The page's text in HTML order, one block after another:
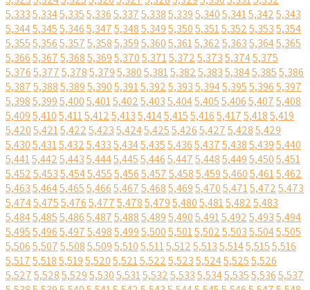
5,3335,3345,3355,3365,3375,3385,3395,3405,3415,3425,343
5,3445,3455,3465,3475,3485,3495,3505,3515,3525,3535,354
5,3555,3565,3575,3585,3595,3605,3615,3625,3635,3645,365
5,3665,3675,3685,3695,3705,3715,3725,3735,3745,375
5,3765,3775,3785,3795,3805,3815,3825,3835,3845,3855,386
5,3875,3885,3895,3905,3915,3925,3935,3945,3955,3965,397
5,3985,3995,4005,4015,4025,4035,4045,4055,4065,4075,408
5,4095,4105,4115,4125,4135,4145,4155,4165,4175,4185,419
5,4205,4215,4225,4235,4245,4255,4265,4275,4285,429
5,4305,4315,4325,4335,4345,4355,4365,4375,4385,4395,440
5,4415,4425,4435,4445,4455,4465,4475,4485,4495,4505,451
5,4525,4535,4545,4555,4565,4575,4585,4595,4605,4615,462
5,4635,4645,4655,4665,4675,4685,4695,4705,4715,4725,473
5,4745,4755,4765,4775,4785,4795,4805,4815,4825,483
5,4845,4855,4865,4875,4885,4895,4905,4915,4925,4935,494
5,4955,4965,4975,4985,4995,5005,5015,5025,5035,5045,505
5,5065,5075,5085,5095,5105,5115,5125,5135,5145,5155,516
5,5175,5185,5195,5205,5215,5225,5235,5245,5255,526
5,5275,5285,5295,5305,5315,5325,5335,5345,5355,5365,537